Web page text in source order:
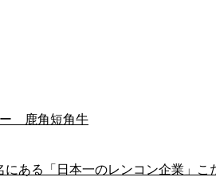
ー 鹿角短角牛
にある「日本一のレンコン企業」